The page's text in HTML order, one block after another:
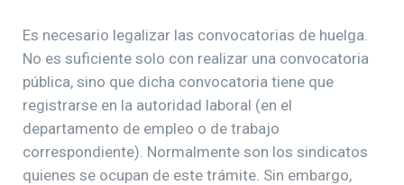
Es necesario legalizar las convocatorias de huelga.
No es suficiente solo con realizar una convocatoria
pública, sino que dicha convocatoria tiene que
registrarse en la autoridad laboral (en el
departamento de empleo o de trabajo
correspondiente). Normalmente son los sindicatos
quienes se ocupan de este trámite. Sin embargo,